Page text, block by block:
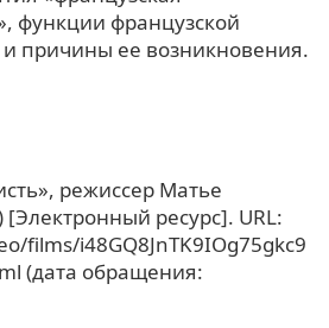
функции французской
причины ее возникновения.
режиссер Матье
[Электронный ресурс]. URL:
films/i48GQ8JnTK9IOg75gkc9
(дата обращения: